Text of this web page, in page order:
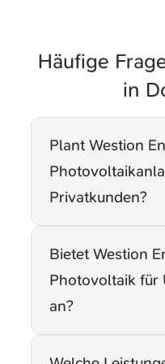
Häufige
in
Plant Westion
Privatkunden?
Ja. Westion
inklusive
Bietet Westion
Photovoltaik für
an?